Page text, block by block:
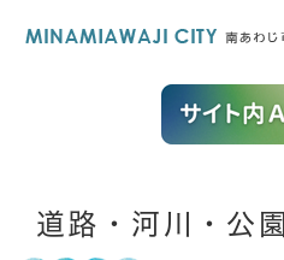
文道路・河川・公園